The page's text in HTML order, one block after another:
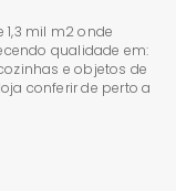
mil m2 onde
qualidade em:
e objetos de
conferir de perto a